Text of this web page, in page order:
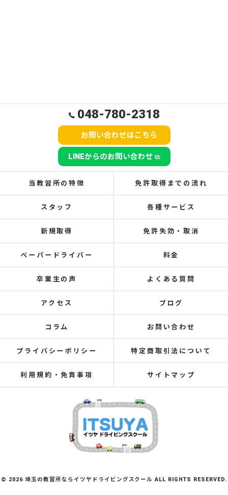
048-780-2318
お問い合わせはこちら
LINEからのお問い合わせ
当教習所の特徴 免許取得までの流れ
スタッフ 各種サービス
新規取得 免許失効・取消
ペーパードライバー 料金
卒業生の声 よくある質問
アクセス ブログ
コラム お問い合わせ
プライバシーポリシー 特定商取引法について
利用規約・免責事項 サイトマップ
© 2026 埼玉の教習所ならイツヤドライビングスクール ALL RIGHTS RESERVED.